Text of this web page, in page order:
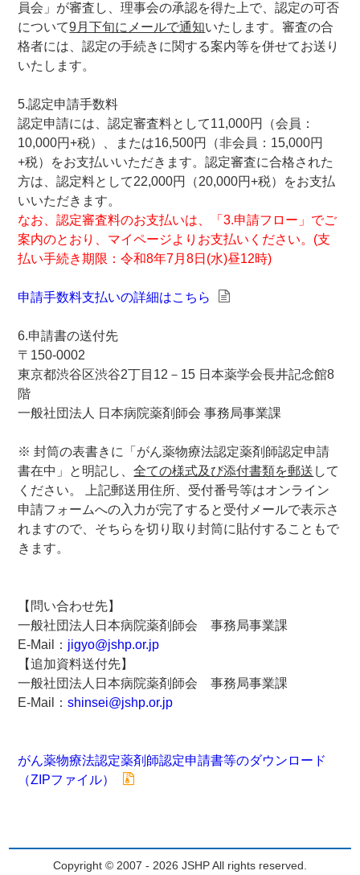
員会」が審査し、理事会の承認を得た上で、認定の可否
について9月下旬にメールで通知いたします。審査の合
格者には、認定の手続きに関する案内等を併せてお送り
いたします。
5.認定申請手数料
認定申請には、認定審査料として11,000円（会員：
10,000円+税）、または16,500円（非会員：15,000円
+税）をお支払いいただきます。認定審査に合格された
方は、認定料として22,000円（20,000円+税）をお支払
いいただきます。
なお、認定審査料のお支払いは、「3.申請フロー」でご
案内のとおり、マイページよりお支払いください。(支
払い手続き期限：令和8年7月8日(水)昼12時)
申請手数料支払いの詳細はこちら
6.申請書の送付先
〒150-0002
東京都渋谷区渋谷2丁目12－15 日本薬学会長井記念館8
階
一般社団法人 日本病院薬剤師会 事務局事業課
※ 封筒の表書きに「がん薬物療法認定薬剤師認定申請
書在中」と明記し、全ての様式及び添付書類を郵送 して
ください。 上記郵送用住所、受付番号等はオンライン
申請フォームへの入力が完了すると受付メールで表示さ
れますので、そちらを切り取り封筒に貼付することもで
きます。
【問い合わせ先】
一般社団法人日本病院薬剤師会 事務局事業課
E-Mail： jigyo@jshp.or.jp
【追加資料送付先】
一般社団法人日本病院薬剤師会 事務局事業課
E-Mail：shinsei@jshp.or.jp
がん薬物療法認定薬剤師認定申請書等のダウンロード
（ZIPファイル）
Copyright © 2007 - 2026 JSHP All rights reserved.